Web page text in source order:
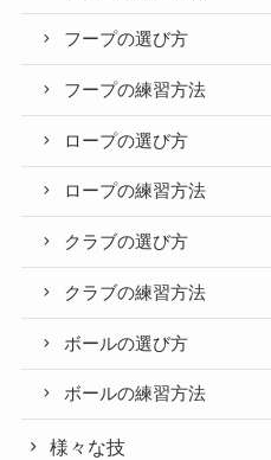
フープの選び方
フープの練習方法
ロープの選び方
ロープの練習方法
クラブの選び方
クラブの練習方法
ボールの選び方
ボールの練習方法
様々な技